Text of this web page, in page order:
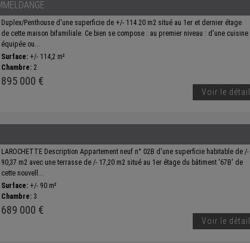
Duplex/Penthouse d'une superficie de +/- 114.20 m2 situé au 1er et dernier étage
de cette maison bifamiliale. Ce bien se compose : au premier niveau : d'une cuisine
équipée ou...
Surface: +/- 114,2 m²
Chambre: 2
895 000 €
Voir le détail
LAROCHETTE Description Appartement neuf n° 02B d'une superficie habitable de /-
90,37 m2 avec une terrasse de /- 17,20 m2 situé au 1er étage du bâtiment '67B' de
cette nouvell...
Surface: +/- 90 m²
Chambre: 3
689 000 €
Voir le détail